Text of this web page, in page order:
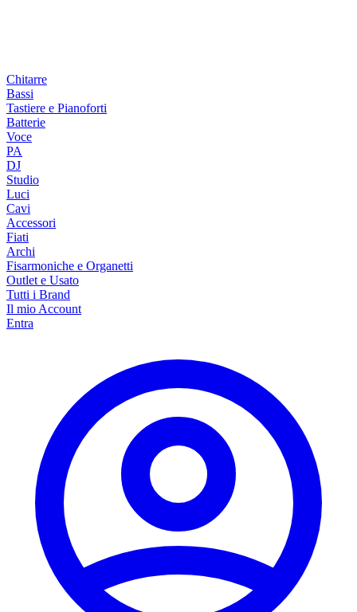
Chitarre
Bassi
Tastiere e Pianoforti
Batterie
Voce
PA
DJ
Studio
Luci
Cavi
Accessori
Fiati
Archi
Fisarmoniche e Organetti
Outlet e Usato
Tutti i Brand
Il mio Account
Entra